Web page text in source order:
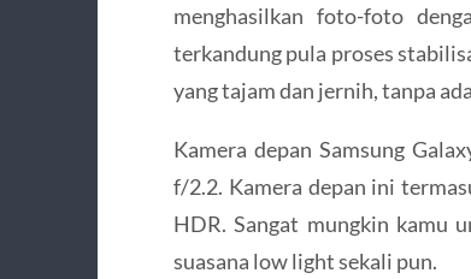
menghasilkan foto-foto
terkandung pula proses
yang tajam dan jernih, tanpa
Kamera depan Samsung
f/2.2. Kamera depan ini
HDR. Sangat mungkin kamu
suasana low light sekali pun.